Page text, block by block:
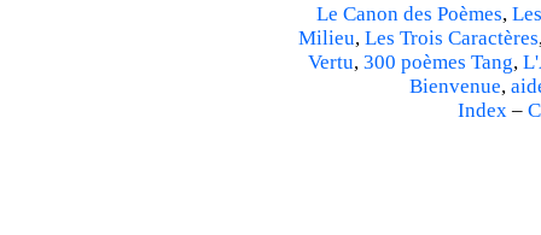
Le Canon des Poèmes,
Milieu, Les Trois Caractères
Vertu, 300 poèmes Tang,
Bienvenue,
Index–